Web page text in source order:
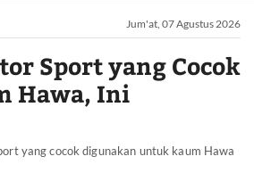
Jum'at, 07 Agustus 2026
Sport yang Cocok
Hawa, Ini
yang cocok digunakan untuk kaum Hawa